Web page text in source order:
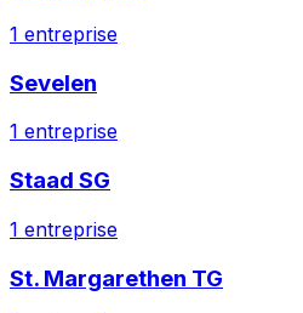
1 entreprise
Sevelen
1 entreprise
Staad SG
1 entreprise
St. Margarethen TG